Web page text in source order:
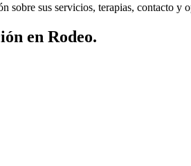
sobre sus servicios, terapias, contacto
en Rodeo.